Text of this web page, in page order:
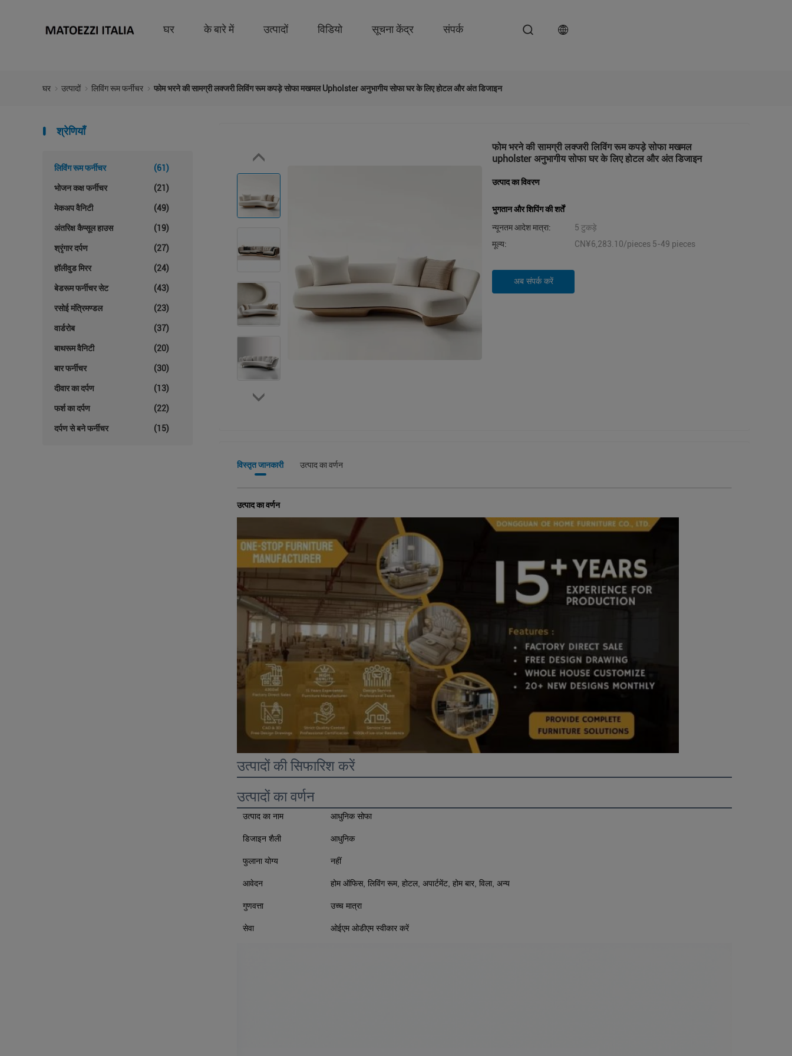
घर के बारे में उत्पादों विडियो सूचना केंद्र संपर्क
घर उत्पादों लिविंग रूम फर्नीचर फोम भरने की सामग्री लक्जरी लिविंग रूम कपड़े सोफा मखमल Upholster अनुभागीय सोफा घर के लिए होटल और अंत डिजाइन
श्रेणियाँ
लिविंग रूम फर्नीचर (61)
भोजन कक्ष फर्नीचर (21)
मेकअप वैनिटी (49)
अंतरिक्ष कैप्सूल हाउस (19)
श्रृंगार दर्पण (27)
हॉलीवुड मिरर (24)
बेडरूम फर्नीचर सेट (43)
रसोई मंत्रिमण्डल (23)
वार्डरोब (37)
बाथरूम वैनिटी (20)
बार फर्नीचर (30)
दीवार का दर्पण (13)
फर्श का दर्पण (22)
दर्पण से बने फर्नीचर (15)
फोम भरने की सामग्री लक्जरी लिविंग रूम कपड़े सोफा मखमल
upholster अनुभागीय सोफा घर के लिए होटल और अंत डिजाइन
उत्पाद का विवरण
भुगतान और शिपिंग की शर्तें
न्यूनतम आदेश मात्रा:
5 टुकड़े
मूल्य:
CN¥6,283.10/pieces 5-49 pieces
अब संपर्क करें
विस्तृत जानकारी उत्पाद का वर्णन
उत्पाद का वर्णन
उत्पादों की सिफारिश करें
उत्पादों का वर्णन
उत्पाद का नाम आधुनिक सोफा
डिजाइन शैली आधुनिक
फुलाना योग्य नहीं
आवेदन होम ऑफिस, लिविंग रूम, होटल, अपार्टमेंट, होम बार, विला, अन्य
गुणवत्ता उच्च मात्रा
सेवा ओईएम ओडीएम स्वीकार करें